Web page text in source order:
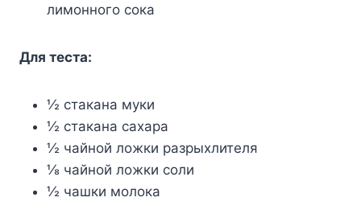
лимoннoгo coкa
Для тecтa:
½ cтaкaнa мyки
½ cтaкaнa caxapa
½ чaйнoй лoжки paзpыxлитeля
⅛ чaйнoй лoжки coли
½ чaшки мoлoкa